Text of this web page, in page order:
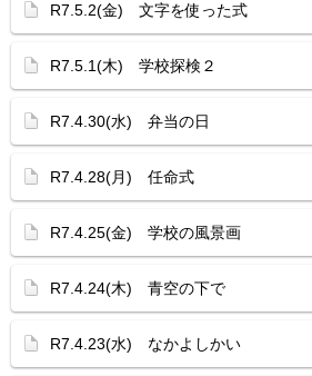
R7.5.2(金) 文字を使った式
R7.5.1(木) 学校探検２
R7.4.30(水) 弁当の日
R7.4.28(月) 任命式
R7.4.25(金) 学校の風景画
R7.4.24(木) 青空の下で
R7.4.23(水) なかよしかい